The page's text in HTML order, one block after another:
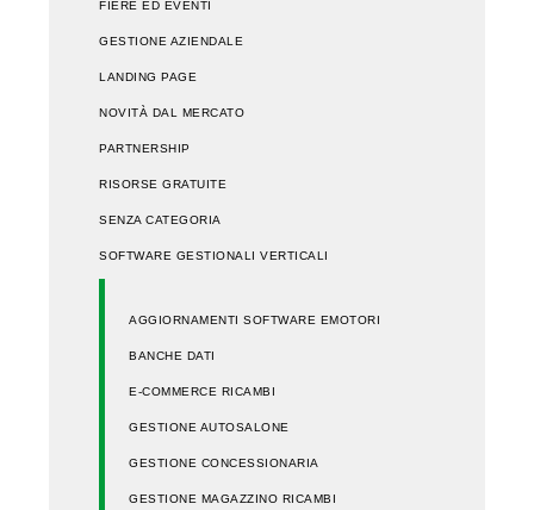
FIERE ED EVENTI
GESTIONE AZIENDALE
LANDING PAGE
NOVITÀ DAL MERCATO
PARTNERSHIP
RISORSE GRATUITE
SENZA CATEGORIA
SOFTWARE GESTIONALI VERTICALI
AGGIORNAMENTI SOFTWARE EMOTORI
BANCHE DATI
E-COMMERCE RICAMBI
GESTIONE AUTOSALONE
GESTIONE CONCESSIONARIA
GESTIONE MAGAZZINO RICAMBI